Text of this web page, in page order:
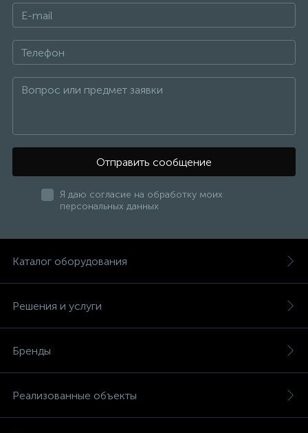
Отправить сообщение
Я даю согласие на обработку моих
персональных данных
Каталог оборудования
Решения и услуги
Бренды
Реализованные объекты